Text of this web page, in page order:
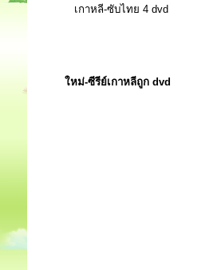
เกาหลี-ซับไทย 4 dvd
ใหม่-ซีรีย์เกาหลีถูก dvd